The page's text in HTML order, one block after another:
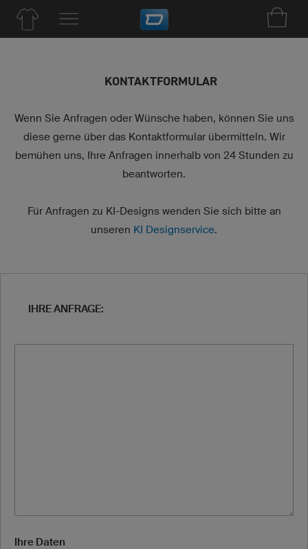
KONTAKTFORMULAR
Wenn Sie Anfragen oder Wünsche haben, können Sie uns
diese gerne über das Kontaktformular übermitteln. Wir
bemühen uns, Ihre Anfragen innerhalb von 24 Stunden zu
beantworten.
Für Anfragen zu KI-Designs wenden Sie sich bitte an
unseren KI Designservice.
IHRE ANFRAGE:
Ihre Daten